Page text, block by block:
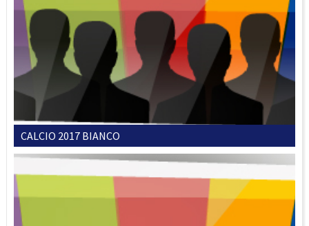
CALCIO 2017 BIANCO